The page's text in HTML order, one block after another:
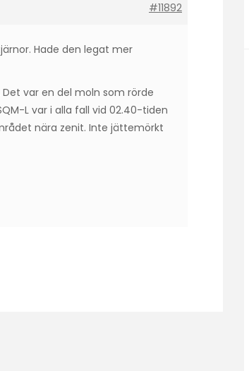
#11892
Hade den legat mer
var en del moln som rörde
L var i alla fall vid 02.40-tiden
nära zenit. Inte jättemörkt